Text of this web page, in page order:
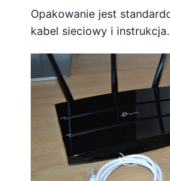
Opakowanie jest
kabel sieciowy i instrukcja.